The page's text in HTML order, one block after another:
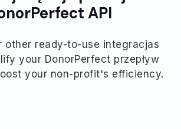
API
other ready-to-use integracjas
your DonorPerfect przepływ
your non-profit's efficiency.